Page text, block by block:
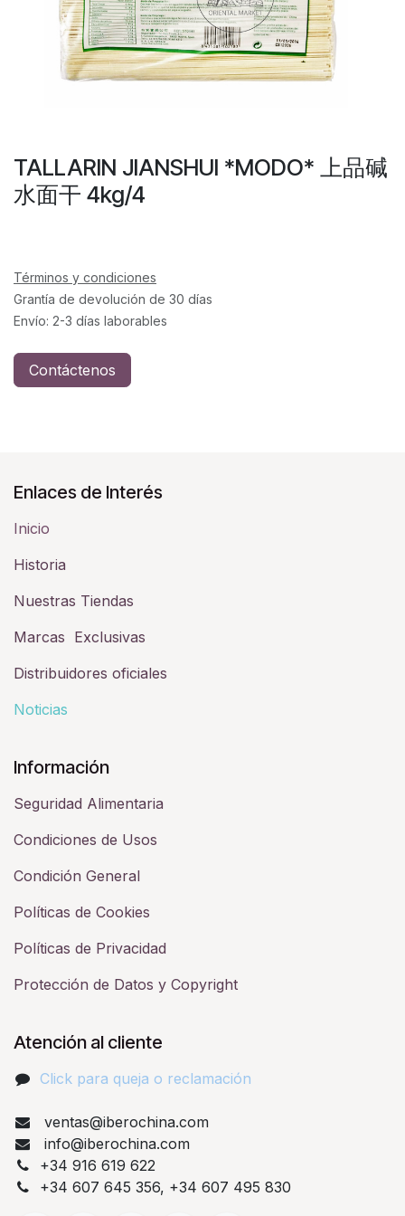
TALLARIN JIANSHUI *MODO* 上品碱
水面干 4kg/4
Términos y condiciones
Grantía de devolución de 30 días
Envío: 2-3 días laborables
Contáctenos
Enlaces de Interés
Inicio
Historia​
Nuestras Tiendas
Marcas Exclusivas
Distribuidores oficiales
Noticias
Información
Seguridad Alimentaria
Condiciones de Usos
Condición General
Políticas de Cookies
Políticas de Privacidad
Protección de Datos y Copyright
Atención al cliente
Click para queja o reclamación​
ventas@iberochina.com
info@iberochina.com
+34 916 619 622
+34 607 645 356, +34 607 495 830